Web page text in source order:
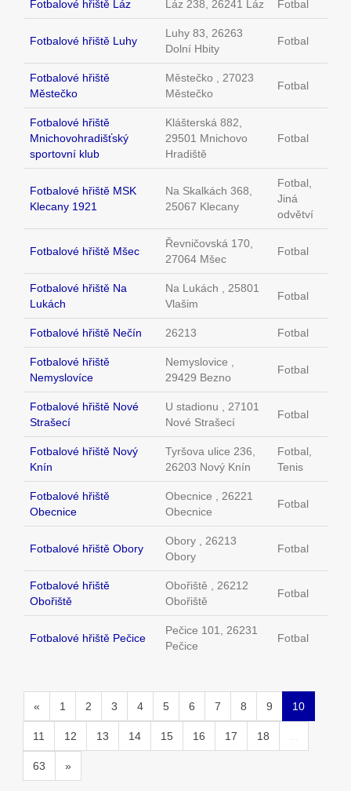
Fotbalové hřiště Láz Láz 238, 26241 Láz Fotbal
Fotbalové hřiště Luhy
Luhy 83, 26263
Dolní Hbity
Fotbal
Fotbalové hřiště
Městečko
Městečko , 27023
Městečko
Fotbal
Fotbalové hřiště
Mnichovohradišťský
sportovní klub
Klášterská 882,
29501 Mnichovo
Hradiště
Fotbal
Fotbalové hřiště MSK
Klecany 1921
Na Skalkách 368,
25067 Klecany
Fotbal,
Jiná
odvětví
Fotbalové hřiště Mšec
Řevničovská 170,
27064 Mšec
Fotbal
Fotbalové hřiště Na
Lukách
Na Lukách , 25801
Vlašim
Fotbal
Fotbalové hřiště Nečín 26213 Fotbal
Fotbalové hřiště
Nemyslovíce
Nemyslovice ,
29429 Bezno
Fotbal
Fotbalové hřiště Nové
Strašecí
U stadionu , 27101
Nové Strašecí
Fotbal
Fotbalové hřiště Nový
Knín
Tyršova ulice 236,
26203 Nový Knín
Fotbal,
Tenis
Fotbalové hřiště
Obecnice
Obecnice , 26221
Obecnice
Fotbal
Fotbalové hřiště Obory
Obory , 26213
Obory
Fotbal
Fotbalové hřiště
Obořiště
Obořiště , 26212
Obořiště
Fotbal
Fotbalové hřiště Pečice
Pečice 101, 26231
Pečice
Fotbal
« 1 2 3 4 5 6 7 8 9 10
11 12 13 14 15 16 17 18 ...
63 »